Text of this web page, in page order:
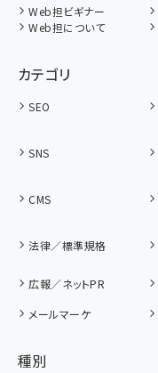
Web担ビギナー
Web担について
カテゴリ
SEO
SNS
CMS
法律／標準規格
広報／ネットPR
メールマーケ
種別